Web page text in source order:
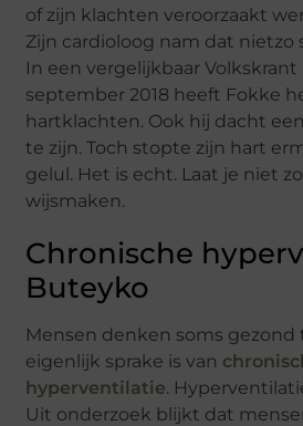
of zijn klachten veroorzaakt
Zijn cardioloog nam dat nietzo
In een vergelijkbaar
september 2018 heeft Fokke
hartklachten. Ook hij dacht
te zijn. Toch stopte zijn hart
gelul. Het is echt. Laat je niet
wijsmaken.
Chronische
Buteyko
Mensen denken soms gezond
eigenlijk sprake is van
hyperventilatie.
Uit onderzoek blijkt dat